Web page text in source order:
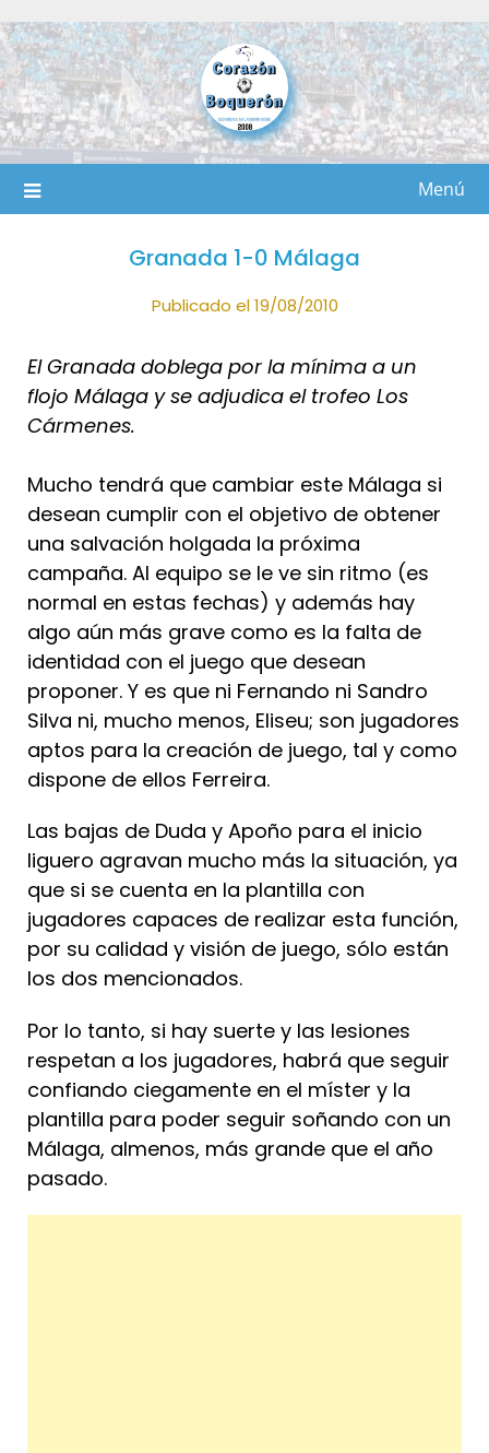
al
contenido
Menú
Granada 1-0 Málaga
Publicado el 19/08/2010
El Granada doblega por la mínima a un
flojo Málaga y se adjudica el trofeo Los
Cármenes.
Mucho tendrá que cambiar este Málaga si
desean cumplir con el objetivo de obtener
una salvación holgada la próxima
campaña. Al equipo se le ve sin ritmo (es
normal en estas fechas) y además hay
algo aún más grave como es la falta de
identidad con el juego que desean
proponer. Y es que ni Fernando ni Sandro
Silva ni, mucho menos, Eliseu; son jugadores
aptos para la creación de juego, tal y como
dispone de ellos Ferreira.
Las bajas de Duda y Apoño para el inicio
liguero agravan mucho más la situación, ya
que si se cuenta en la plantilla con
jugadores capaces de realizar esta función,
por su calidad y visión de juego, sólo están
los dos mencionados.
Por lo tanto, si hay suerte y las lesiones
respetan a los jugadores, habrá que seguir
confiando ciegamente en el míster y la
plantilla para poder seguir soñando con un
Málaga, almenos, más grande que el año
pasado.